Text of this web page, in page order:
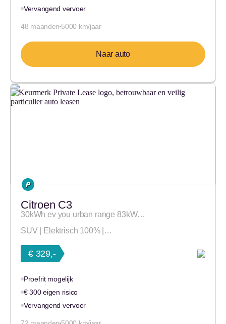
Vervangend vervoer
48 maanden 5000 km/jaar
Naar auto
Citroen C3
30kWh ev you urban range 83kW…
SUV | Elektrisch 100% |…
€ 329,-
Proefrit mogelijk
€ 300 eigen risico
Vervangend vervoer